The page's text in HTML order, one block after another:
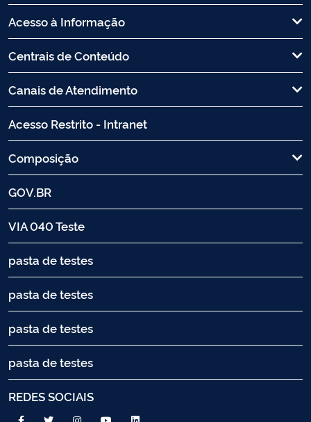
Acesso à Informação
Centrais de Conteúdo
Canais de Atendimento
Acesso Restrito - Intranet
Composição
GOV.BR
VIA 040 Teste
pasta de testes
pasta de testes
pasta de testes
pasta de testes
REDES SOCIAIS